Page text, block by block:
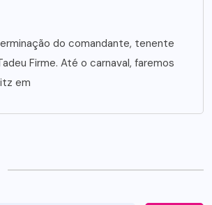
do comandante, tenente
Firme. Até o carnaval, faremos
em